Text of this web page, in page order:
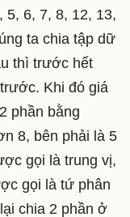
6, 7, 8, 12, 13,
ta chia tập dữ
thì trước hết
Khi đó giá
phần bằng
8, bên phải là 5
gọi là trung vị,
gọi là tứ phân
chia 2 phần ở